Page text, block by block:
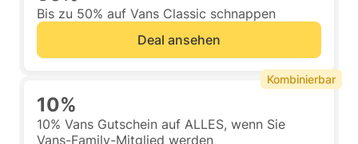
Bis zu 50% auf Vans Classic schnappen
Deal ansehen
10%
10% Vans Gutschein auf ALLES, wenn Sie
Vans-Family-Mitglied werden
Kombinierbar